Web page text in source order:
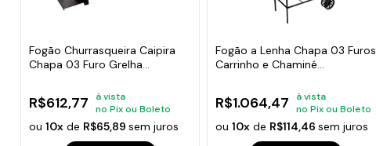
Fogão Churrasqueira Caipira
Chapa 03 Furo Grelha
R$612,77
à vista
no Pix ou Boleto
ou10x de R$65,89sem juros
Fogão a Lenha Chapa 03 Furos
Carrinho e Chaminé
R$1.064,47
à vista
no Pix ou Boleto
ou10x de R$114,46sem juros